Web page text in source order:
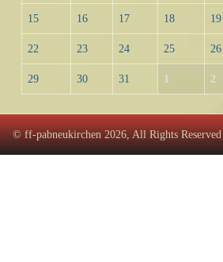
15 16 17 18 19
22 23 24 25 26
29 30 31 1 2
© ff-pabneukirchen 2026, All Rights Reserved